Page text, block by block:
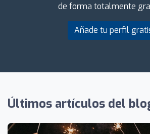
de forma totalmente
Añade tu perfil
Últimos artículos del